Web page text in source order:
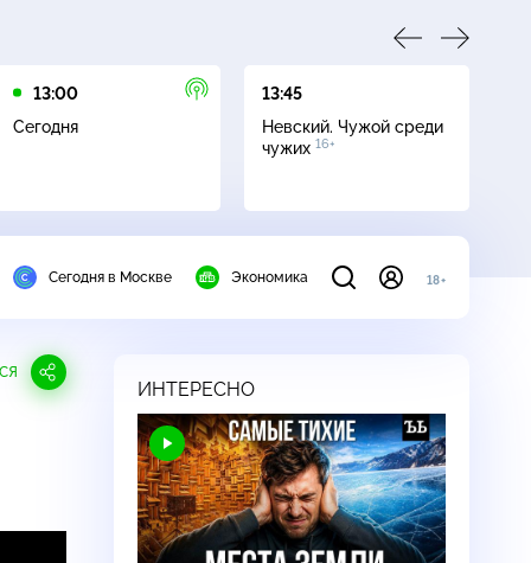
13:00
Сегодня
13:45
Невский. Чужой среди
чужих 16+
Сегодня в Москве Экономика 18+
ИНТЕРЕСНО